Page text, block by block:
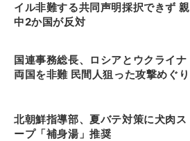
イル非難する共同声明採択できず 親
中2か国が反対
国連事務総長、ロシアとウクライナ
両国を非難 民間人狙った攻撃めぐり
北朝鮮指導部、夏バテ対策に犬肉ス
ープ「補身湯」推奨